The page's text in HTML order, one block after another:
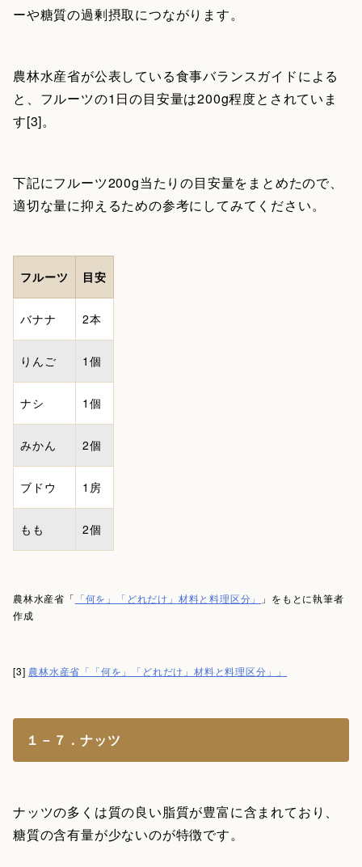
ーや糖質の過剰摂取につながります。
農林水産省が公表している食事バランスガイドによる
と、フルーツの1日の目安量は200g程度とされていま
す[3]。
下記にフルーツ200g当たりの目安量をまとめたので、
適切な量に抑えるための参考にしてみてください。
フルーツ 目安
バナナ 2本
りんご 1個
ナシ 1個
みかん 2個
ブドウ 1房
もも 2個
農林水産省「 「何を」「どれだけ」材料と料理区分」
」をもとに執筆者
作成
[3] 農林水産省「「何を」「どれだけ」材料と料理区分」」
１－７．ナッツ
ナッツの多くは質の良い脂質が豊富に含まれており、
糖質の含有量が少ないのが特徴です。